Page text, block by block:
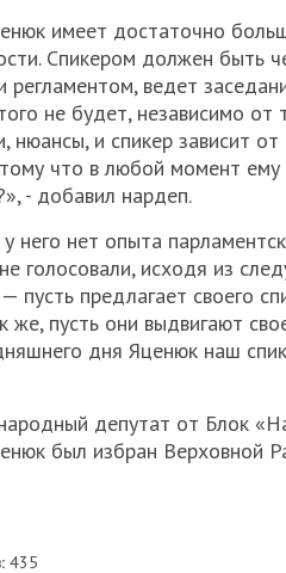
имеет достаточно
Спикером должен быть
регламентом, ведет
не будет, независимо от
нюансы, и спикер зависит
что в любой момент
- добавил нардеп.
него нет опыта
голосовали, исходя из
пусть предлагает своего
же, пусть они выдвигают
дня Яценюк наш
депутат от Блок
был избран Верховной
435